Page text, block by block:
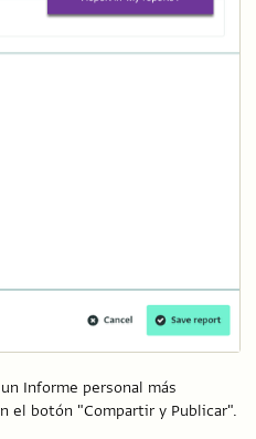
Informe personal más
el botón "Compartir y Publicar".